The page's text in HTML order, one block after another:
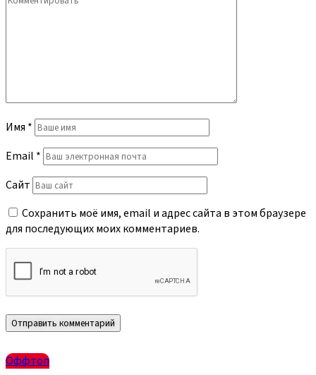
Имя *
Email *
Сайт
Сохранить моё имя, email и адрес сайта в этом браузере
для последующих моих комментариев.
Оффтоп